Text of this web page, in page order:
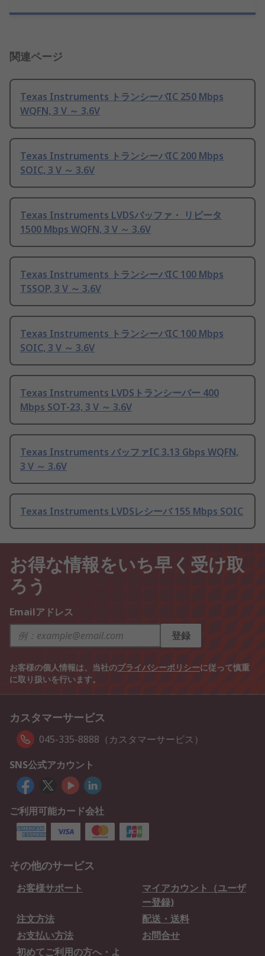
関連ページ
Texas Instruments トランシーバIC 250 Mbps
WQFN, 3 V ～ 3.6V
Texas Instruments トランシーバIC 200 Mbps
SOIC, 3 V ～ 3.6V
Texas Instruments LVDSバッファ・ リピータ
1500 Mbps WQFN, 3 V ～ 3.6V
Texas Instruments トランシーバIC 100 Mbps
TSSOP, 3 V ～ 3.6V
Texas Instruments トランシーバIC 100 Mbps
SOIC, 3 V ～ 3.6V
Texas Instruments LVDSトランシーバー 400
Mbps SOT-23, 3 V ～ 3.6V
Texas Instruments バッファIC 3.13 Gbps WQFN,
3 V ～ 3.6V
Texas Instruments LVDSレシーバ 155 Mbps SOIC
お得な情報をいち早く受け取
ろう
Emailアドレス
登録
お客様の個人情報は、当社のプライバシーポリシーに従って慎重
に取り扱いを行います。
カスタマーサービス
045-335-8888（カスタマーサービス）
SNS公式アカウント
ご利用可能カード会社
その他のサービス
お客様サポート
マイアカウント（ユーザ
ー登録)
注文方法
配送・送料
お支払い方法
お問合せ
初めてご利用の方へ・よ